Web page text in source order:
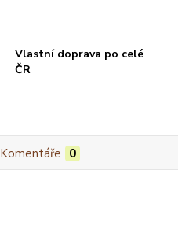
Vlastní doprava po celé
ČR
Komentáře 0